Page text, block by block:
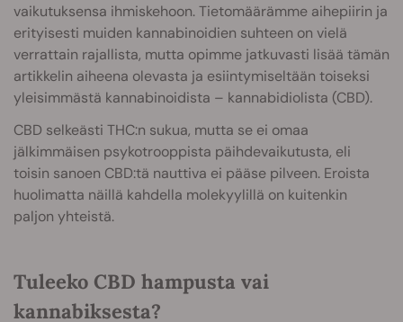
vaikutuksensa ihmiskehoon. Tietomäärämme aihepiirin ja
erityisesti muiden kannabinoidien suhteen on vielä
verrattain rajallista, mutta opimme jatkuvasti lisää tämän
artikkelin aiheena olevasta ja esiintymiseltään toiseksi
yleisimmästä kannabinoidista – kannabidiolista (CBD).
CBD selkeästi THC:n sukua, mutta se ei omaa
jälkimmäisen psykotrooppista päihdevaikutusta, eli
toisin sanoen CBD:tä nauttiva ei pääse pilveen. Eroista
huolimatta näillä kahdella molekyylillä on kuitenkin
paljon yhteistä.
Tuleeko CBD hampusta vai
kannabiksesta?